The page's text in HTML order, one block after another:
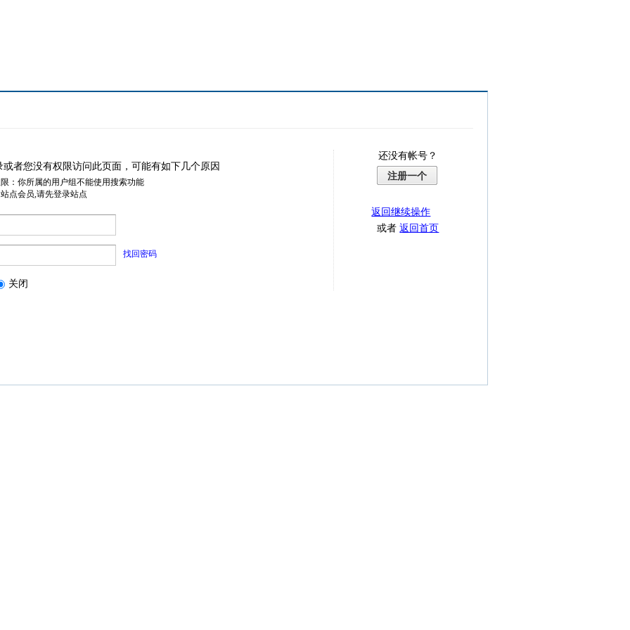
或者您没有权限访问此页面，可能有如下几个原因
：你所属的用户组不能使用搜索功能
点会员,请先登录站点
找回密码
关闭
还没有帐号？
注册一个
返回继续操作
或者返回首页